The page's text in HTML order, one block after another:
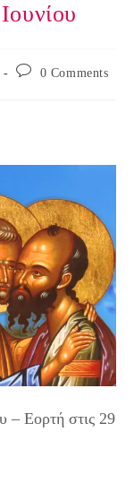
Post
0 Comments
– Εορτή στις 29